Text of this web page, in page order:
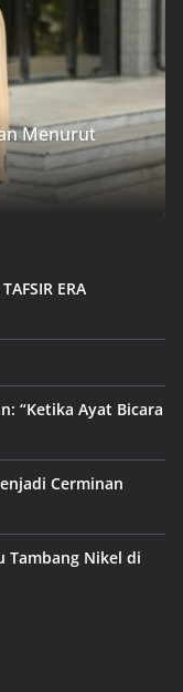
Menurut
ERA
“Ketika Ayat Bicara
Cerminan
Tambang Nikel di